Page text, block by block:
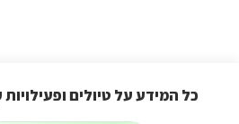
כל המידע על טיולים